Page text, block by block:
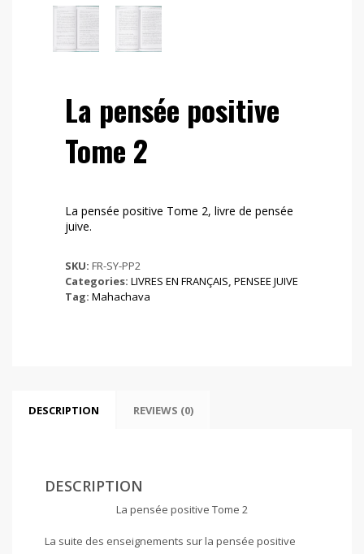
La pensée positive
Tome 2
La pensée positive Tome 2, livre de pensée
juive.
SKU: FR-SY-PP2
Categories: LIVRES EN FRANÇAIS, PENSEE JUIVE
Tag: Mahachava
DESCRIPTION REVIEWS (0)
DESCRIPTION
La pensée positive Tome 2
La suite des enseignements sur la pensée positive